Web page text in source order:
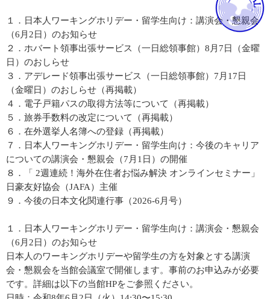
１．日本人ワーキングホリデー・留学生向け：講演会・懇親会
（6月2日）のお知らせ
２．ホバート領事出張サービス（一日総領事館）8月7日（金曜
日）のおしらせ
３．アデレード領事出張サービス（一日総領事館）7月17日
（金曜日）のおしらせ（再掲載）
４．電子戸籍パスの取得方法等について（再掲載）
５．旅券手数料の改定について（再掲載）
６．在外選挙人名簿への登録（再掲載）
７．日本人ワーキングホリデー・留学生向け：今後のキャリア
についての講演会・懇親会（7月1日）の開催
８．「 2週連続！海外在住者お悩み解決 オンラインセミナー」
日豪友好協会（JAFA）主催
９．今後の日本文化関連行事（2026-6月号）
１．日本人ワーキングホリデー・留学生向け：講演会・懇親会
（6月2日）のお知らせ
日本人のワーキングホリデーや留学生の方を対象とする講演
会・懇親会を当館会議室で開催します。事前のお申込みが必要
です。詳細は以下の当館HPをご参照ください。